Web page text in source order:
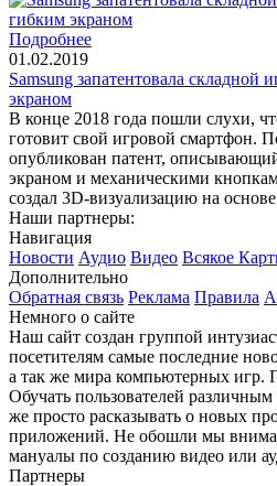
Подробнее
01.02.2019
Samsung запатентовала складной
экраном
В конце 2018 года пошли слухи,
готовит свой игровой смартфон.
опубликован патент,
экраном и механическими
создал 3D-визуализацию на основе
Наши партнеры:
Навигация
Новости Аудио Видео Всякое
Дополнительно
Обратная связь Реклама Правила
Немного о сайте
Наш сайт создан группой
посетителям самые последние
а так же мира компьютерных игр.
Обучать пользователей
же просто расказывать о новых
приложений. Не обошли мы
мануалы по созданию видео или
Партнеры